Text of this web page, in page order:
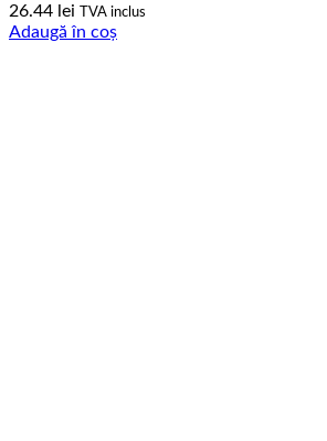
26.44 lei TVA inclus
Adaugă în coș